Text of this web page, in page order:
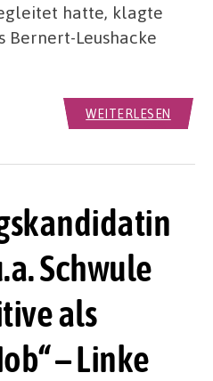
hatte, klagte
Bernert-Leushacke
WEITERLESEN
Schwule
als
– Linke